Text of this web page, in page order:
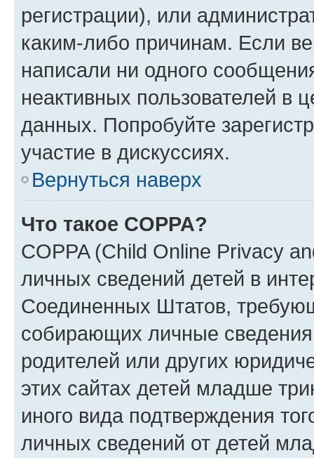
регистрации), или
каким-либо причинам. Если
написали ни одного
неактивных пользователей в
данных. Попробуйте
участие в дискуссиях.
Вернуться наверх
Что такое COPPA?
COPPA (Child Online Privacy
личных сведений детей в
Соединенных Штатов,
собирающих личные
родителей или других
этих сайтах детей младше
иного вида подтверждения
личных сведений от детей